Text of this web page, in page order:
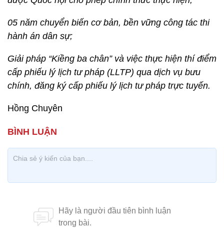
05 năm chuyển biến cơ bản, bền vững công tác thi
hành án dân sự;
Giải pháp “Kiềng ba chân” và việc thực hiện thí điểm
cấp phiếu lý lịch tư pháp (LLTP) qua dịch vụ bưu
chính, đăng ký cấp phiếu lý lịch tư pháp trực tuyến.
Hồng Chuyên